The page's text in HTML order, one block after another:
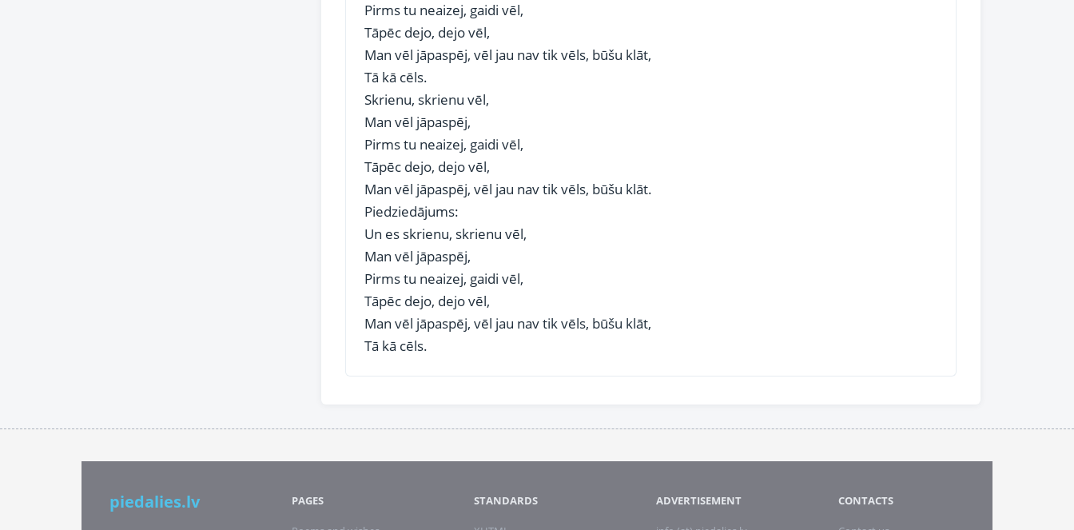
Pirms tu neaizej, gaidi vēl,
Tāpēc dejo, dejo vēl,
Man vēl jāpaspēj, vēl jau nav tik vēls, būšu klāt,
Tā kā cēls.
Skrienu, skrienu vēl,
Man vēl jāpaspēj,
Pirms tu neaizej, gaidi vēl,
Tāpēc dejo, dejo vēl,
Man vēl jāpaspēj, vēl jau nav tik vēls, būšu klāt.
Piedziedājums:
Un es skrienu, skrienu vēl,
Man vēl jāpaspēj,
Pirms tu neaizej, gaidi vēl,
Tāpēc dejo, dejo vēl,
Man vēl jāpaspēj, vēl jau nav tik vēls, būšu klāt,
Tā kā cēls.
piedalies.lv PAGES STANDARDS ADVERTISEMENT CONTACTS